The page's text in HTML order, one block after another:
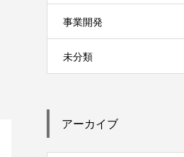
事業開発
未分類
アーカイブ